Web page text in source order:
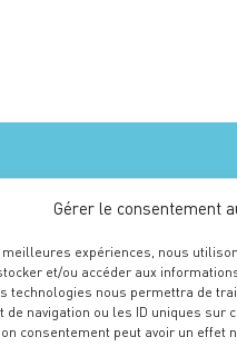
Gérer le consentement
expériences, nous
et/ou accéder aux
technologies nous permettra de
de navigation ou les ID uniques sur
consentement peut avoir un effet
maitre d’ouvrage